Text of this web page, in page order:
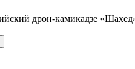
дрон-камикадзе